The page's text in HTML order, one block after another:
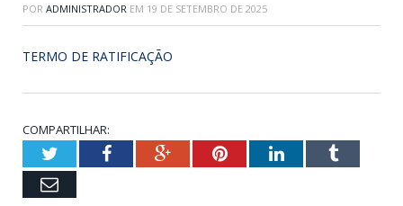
POR ADMINISTRADOR EM 19 DE SETEMBRO DE 2025
TERMO DE RATIFICAÇÃO
COMPARTILHAR:
TwitterFacebookGoogle+PinterestLinkedInTumblr
Email